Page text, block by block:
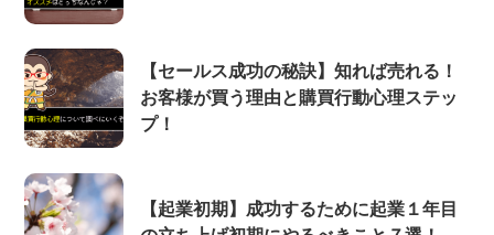
【セールス成功の秘訣】知れば売れる！
お客様が買う理由と購買行動心理ステッ
プ！
【起業初期】成功するために起業１年目